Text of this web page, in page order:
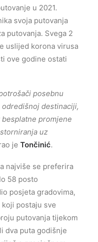
u 2021.
svoja putovanja
putovanja. Svega 2
uslijed korona virusa
ove godine ostati
posebnu
destinaciji,
promjene
uz
je Tončinić.
najviše se preferira
58 posto
posjeta gradovima,
postaju sve
putovanja tijekom
dva puta godišnje